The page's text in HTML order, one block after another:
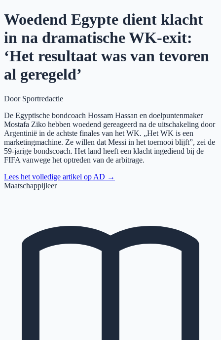
Woedend Egypte dient klacht
in na dramati­sche WK-exit:
‘Het resultaat was van tevoren
al geregeld’
Door Sportredactie
De Egyptische bondcoach Hossam Hassan en doelpuntenmaker
Mostafa Ziko hebben woedend gereageerd na de uitschakeling door
Argentinië in de achtste finales van het WK. „Het WK is een
marketingmachine. Ze willen dat Messi in het toernooi blijft”, zei de
59-jarige bondscoach. Het land heeft een klacht ingediend bij de
FIFA vanwege het optreden van de arbitrage.
Lees het volledige artikel op AD →
Maatschappijleer